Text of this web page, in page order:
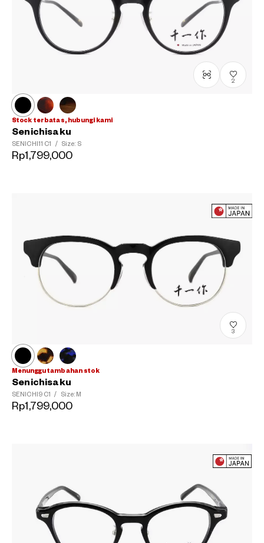
2
Stock terbatas, hubungi kami
Senichisaku
SENICHI11 C1 / Size: S
Rp1,799,000
3
Menunggu tambahan stok
Senichisaku
SENICHI9 C1 / Size: M
Rp1,799,000